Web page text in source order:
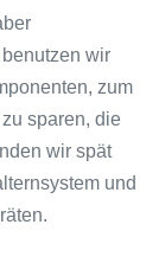
wir
zum
sparen, die
wir spät
und